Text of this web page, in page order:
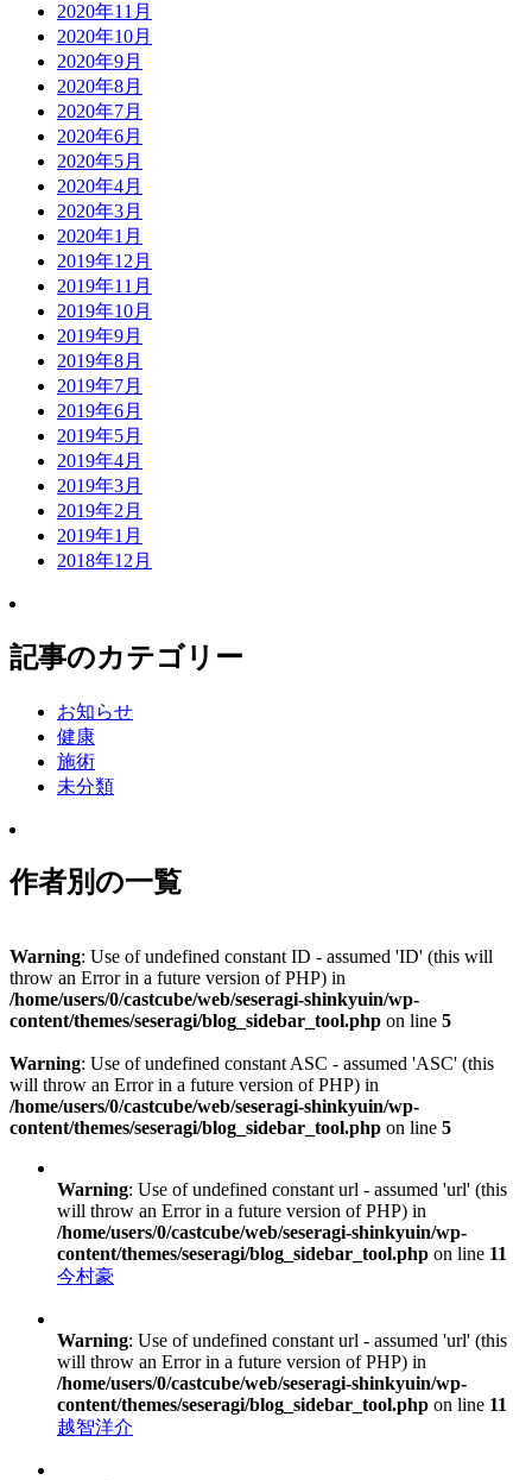
2020年11月
2020年10月
2020年9月
2020年8月
2020年7月
2020年6月
2020年5月
2020年4月
2020年3月
2020年1月
2019年12月
2019年11月
2019年10月
2019年9月
2019年8月
2019年7月
2019年6月
2019年5月
2019年4月
2019年3月
2019年2月
2019年1月
2018年12月
記事のカテゴリー
お知らせ
健康
施術
未分類
作者別の一覧
Warning: Use of undefined constant ID - assumed 'ID' (this will
throw an Error in a future version of PHP) in
/home/users/0/castcube/web/seseragi-shinkyuin/wp-
content/themes/seseragi/blog_sidebar_tool.php on line 5
Warning: Use of undefined constant ASC - assumed 'ASC' (this
will throw an Error in a future version of PHP) in
/home/users/0/castcube/web/seseragi-shinkyuin/wp-
content/themes/seseragi/blog_sidebar_tool.php on line 5
Warning: Use of undefined constant url - assumed 'url' (this
will throw an Error in a future version of PHP) in
/home/users/0/castcube/web/seseragi-shinkyuin/wp-
content/themes/seseragi/blog_sidebar_tool.php on line 11
今村豪
Warning: Use of undefined constant url - assumed 'url' (this
will throw an Error in a future version of PHP) in
/home/users/0/castcube/web/seseragi-shinkyuin/wp-
content/themes/seseragi/blog_sidebar_tool.php on line 11
越智洋介